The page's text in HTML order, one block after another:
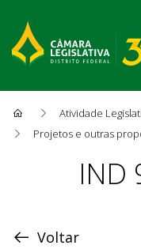
Atividade
Projetos e outras
Proposição
IND
Voltar